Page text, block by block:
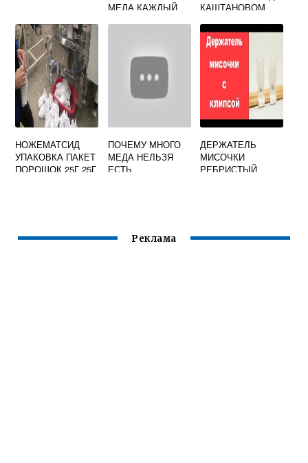
МЕДА КАЖДЫЙ
КАШТАНОВОМ
НОЖЕМАТСИД
УПАКОВКА ПАКЕТ
ПОРОШОК 25Г 25Г
ПОЧЕМУ МНОГО
МЕДА НЕЛЬЗЯ
ЕСТЬ
ДЕРЖАТЕЛЬ
МИСОЧКИ
РЕБРИСТЫЙ
Реклама